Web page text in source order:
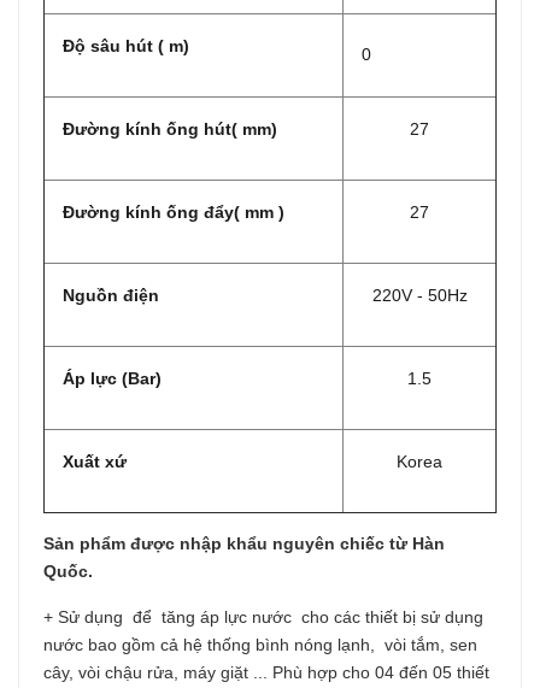
Độ sâu hút ( m) 0
Đường kính ống hút( mm) 27
Đường kính ống đẩy( mm ) 27
Nguồn điện 220V - 50Hz
Áp lực (Bar) 1.5
Xuất xứ Korea
Sản phẩm được nhập khẩu nguyên chiếc từ Hàn
Quốc.
+ Sử dụng để tăng áp lực nước cho các thiết bị sử dụng
nước bao gồm cả hệ thống bình nóng lạnh, vòi tắm, sen
cây, vòi chậu rửa, máy giặt ... Phù hợp cho 04 đến 05 thiết